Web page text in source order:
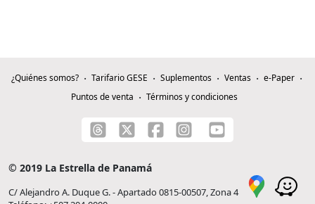
¿Quiénes somos? Tarifario GESE Suplementos Ventas
e-Paper
Puntos de venta
Términos y condiciones
© 2019 La Estrella de Panamá
C/ Alejandro A. Duque G. - Apartado 0815-00507, Zona 4